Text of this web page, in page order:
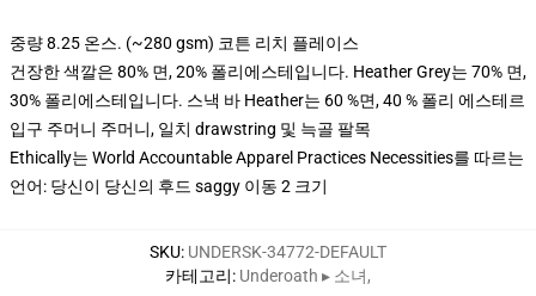
중량 8.25 온스. (~280 gsm) 코튼 리치 플레이스
건장한 색깔은 80% 면, 20% 폴리에스테입니다. Heather Grey는 70% 면,
30% 폴리에스테입니다. 스낵 바 Heather는 60 %면, 40 % 폴리 에스테르
입구 주머니 주머니, 일치 drawstring 및 늑골 팔목
Ethically는 World Accountable Apparel Practices Necessities를 따르는
언어: 당신이 당신의 후드 saggy 이동 2 크기
SKU: UNDERSK-34772-DEFAULT
카테고리: Underoath ▸ 소녀,